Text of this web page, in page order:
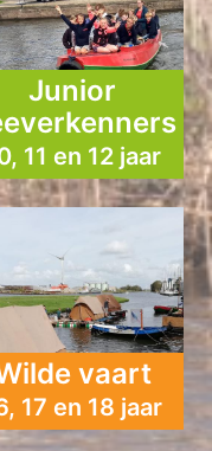
Junior
11 en 12 jaar
vaart
17 en 18 jaar